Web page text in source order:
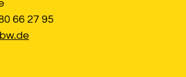
66 27 95